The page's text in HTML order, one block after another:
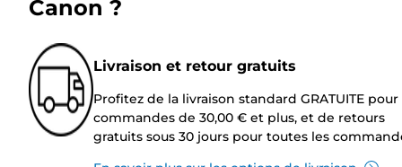
Canon ?
Livraison et retour gratuits
Profitez de la livraison standard GRATUITE pour
commandes de 30,00 € et plus, et de retours
gratuits sous 30 jours pour toutes les